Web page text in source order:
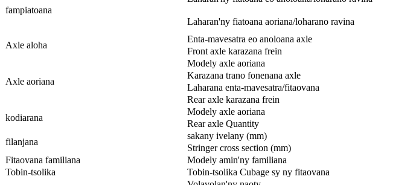
fampiatoana
Laharan'ny fiatoana aoriana/loharano ravina
Axle aloha
Enta-mavesatra eo anoloana axle
Front axle karazana frein
Axle aoriana
Modely axle aoriana
Karazana trano fonenana axle
Laharana enta-mavesatra/fitaovana
Rear axle karazana frein
kodiarana
Modely axle aoriana
Rear axle Quantity
filanjana
sakany ivelany (mm)
Stringer cross section (mm)
Fitaovana familiana
Modely amin'ny familiana
Tobin-tsolika
Tobin-tsolika Cubage sy ny fitaovana